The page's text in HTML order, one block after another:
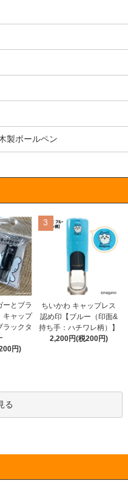
製ボールペン
ーとブラ
ャップ
ックタ
円)
3
ちいかわ キャップレス
認め印【ブルー（印面&
持ち手：ハチワレ柄）】
2,200円(税200円)
る